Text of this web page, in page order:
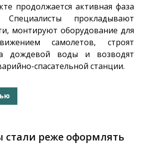
продолжается активная фаза
Специалисты прокладывают
монтируют оборудование для
самолетов, строят
дождевой воды и возводят
спасательной станции.
стали реже оформлять